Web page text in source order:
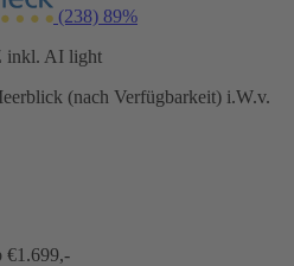
(238) 89%
inkl. AI light
(nach Verfügbarkeit) i.W.v.
€1.699,-